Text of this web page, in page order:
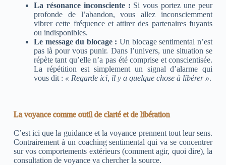
La résonance inconsciente : Si vous portez une peur
profonde de l’abandon, vous allez inconsciemment
vibrer cette fréquence et attirer des partenaires fuyants
ou indisponibles.
Le message du blocage : Un blocage sentimental n’est
pas là pour vous punir. Dans l’univers, une situation se
répète tant qu’elle n’a pas été comprise et conscientisée.
La répétition est simplement un signal d’alarme qui
vous dit : « Regarde ici, il y a quelque chose à libérer ».
La voyance comme outil de clarté et de libération
C’est ici que la guidance et la voyance prennent tout leur sens.
Contrairement à un coaching sentimental qui va se concentrer
sur vos comportements extérieurs (comment agir, quoi dire), la
consultation de voyance va chercher la source.